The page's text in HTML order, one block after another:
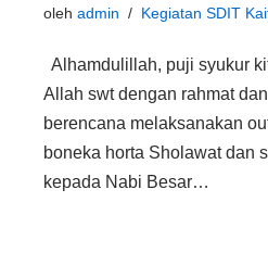
oleh admin Kegiatan SDIT
Alhamdulillah, puji syukur
Allah swt dengan rahmat
berencana melaksanakan
boneka horta Sholawat dan
kepada Nabi Besar…